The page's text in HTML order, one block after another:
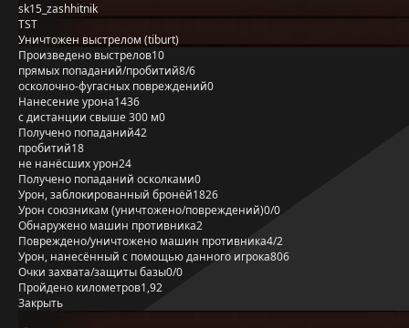
sk15_zashhitnik
TST
Уничтожен выстрелом (tiburt)
Произведено выстрелов10
прямых попаданий/пробитий8/6
осколочно-фугасных повреждений0
Нанесение урона1436
с дистанции свыше 300 м0
Получено попаданий42
пробитий18
не нанёсших урон24
Получено попаданий осколками0
Урон, заблокированный бронёй1826
Урон союзникам (уничтожено/повреждений)0/0
Обнаружено машин противника2
Повреждено/уничтожено машин противника4/2
Урон, нанесённый с помощью данного игрока806
Очки захвата/защиты базы0/0
Пройдено километров1,92
Закрыть